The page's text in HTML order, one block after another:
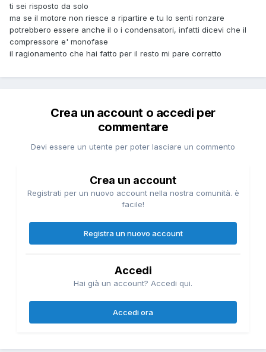
ti sei risposto da solo
ma se il motore non riesce a ripartire e tu lo senti ronzare
potrebbero essere anche il o i condensatori, infatti dicevi che il
compressore e' monofase
il ragionamento che hai fatto per il resto mi pare corretto
Crea un account o accedi per
commentare
Devi essere un utente per poter lasciare un commento
Crea un account
Registrati per un nuovo account nella nostra comunità. è
facile!
Registra un nuovo account
Accedi
Hai già un account? Accedi qui.
Accedi ora